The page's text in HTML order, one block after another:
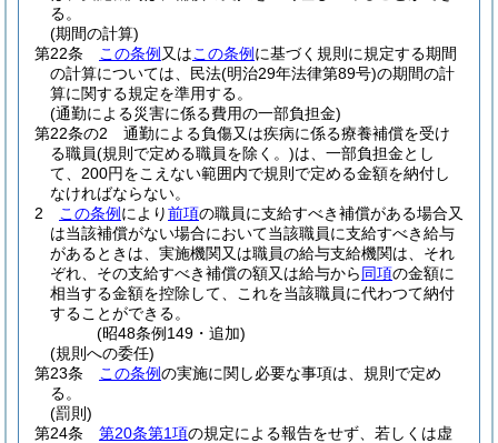
る。
(期間の計算)
第22条
この条例 又はこの条例 に基づく規則に規定する期間
の計算については、民法(明治29年法律第89号)の期間の計
算に関する規定を準用する。
(通勤による災害に係る費用の一部負担金)
第22条の2
通勤による負傷又は疾病に係る療養補償を受け
る職員(規則で定める職員を除く。)は、一部負担金とし
て、200円をこえない範囲内で規則で定める金額を納付し
なければならない。
2
この条例 により前項の職員に支給すべき補償がある場合又
は当該補償がない場合において当該職員に支給すべき給与
があるときは、実施機関又は職員の給与支給機関は、それ
ぞれ、その支給すべき補償の額又は給与から同項の金額に
相当する金額を控除して、これを当該職員に代わつて納付
することができる。
(昭48条例149・追加)
(規則への委任)
第23条
この条例の実施に関し必要な事項は、規則で定め
る。
(罰則)
第24条
第20条第1項の規定による報告をせず、若しくは虚